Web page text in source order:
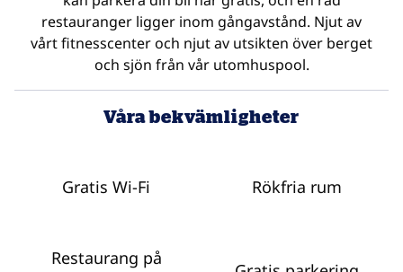
restauranger ligger inom gångavstånd. Njut av
vårt fitnesscenter och njut av utsikten över berget
och sjön från vår utomhuspool.
Våra bekvämligheter
Gratis Wi-Fi Rökfria rum
Restaurang på